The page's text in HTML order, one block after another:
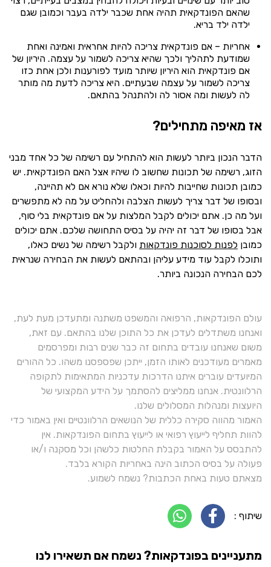
שהאם הפונדקאית תהיה אחת שכבר ילדה בעבר וכמובן שגם
ילדה ילד בריא.
אחריות – אם פונדקאית צריכה להיות אחראית ואמינה ואחת
שמודעת לתהליך ולכך שהיא צריכה לשמור על עצמה. היריון של
אם פונדקאית הוא היריון שיותר מועד לפורענות ולכן אחת כזו
צריכה לשמור על עצמה שבעתיים. היא צריכה לדעת מה מותר
לה לעשות ומה אסור לה ולהתנהל בהתאם.
אז מאיפה מתחילים?
הדבר הנכון ביותר לעשות הוא להתחיל עם רשימה של כל אחד מבני
הזוג, רשימה של תכונות שחשוב לו שיהיו אצל האם הפונדקאית. יש
כמובן תכונות שחייבות להיות וכאלו שלא נורא אם לא תהיינה,
ובסופו של דבר צריך לעשות הצלבה ולהחליט על מה לא מתפשרים
ועל מה כן. אתם יכולים לקבל המלצות על אם פונדקאית בלי סוף,
אבל בסופו של דבר זה יהיה על בסיס התחושה שלכם. אתם יכולים
כמובן לפנות לסוכנות פונדקאות ולקבל רשימה של נשים כאלו,
ותוכלו לקבל עוד מידע עליהן ובהתאם לעשות את הבחירה שנראית
לכם הבחירה הנכונה ביותר.
עולם הפונדקאות, הרפואה והמשפט משתנה ומתעדכן מעת לעת,
ואנחנו משתדלים לעדכן את כל התוכן שלנו בהתאם. עם זאת,
משום שאנחנו עובדים בתחום זה כבר שנים רבות ומפרסמים
מאמרים מעודכנים לאותו הזמן, ייתכן שפספסנו משהו. כל ההורים
המיועדים עוברים איתנו הדרכות עדכניות המתאימות לתקופה
הרלוונטית. אנחנו ממליצים להסתמך על הידע המקצועי של
היועצות ומנהלות המסלולים שלנו.
האמור מהווה סקירה כללית של הנושאים הרלוונטיים ואין באמור כדי
להוות תחליף לייעוץ רפואי או לייעוץ בתחום הפונדקאות. אין
להתבסס על האמור בקבלת החלטות כלשהן וכל מסקנה ו/או
פעולה על בסיס הכתוב הינה באחריות הקורא בלבד.
מצאתם טעות באחת הכתבות? נשמח לשמוע.
שיתוף :
מתעניינים בפונדקאות? נשמח אם תשאירו לנו